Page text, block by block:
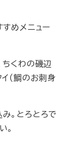
めメニュー
ちくわの磯辺
（鯛のお刺身
。とろとろで
。